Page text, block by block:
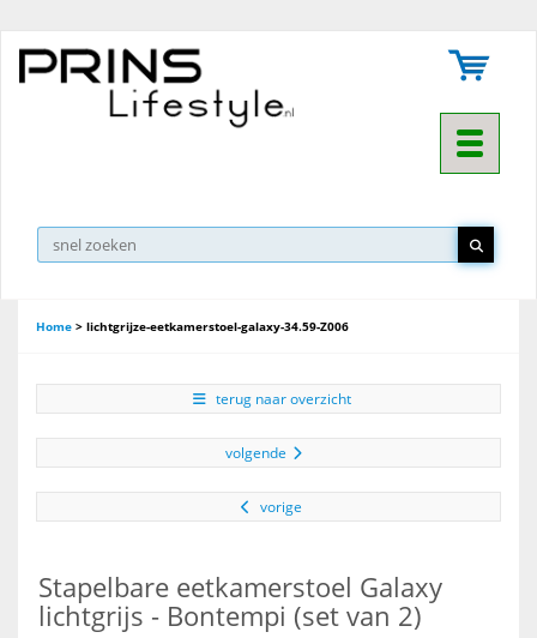
Toggle
▼
Home > lichtgrijze-eetkamerstoel-galaxy-34.59-Z006
terug naar overzicht
volgende
vorige
Stapelbare eetkamerstoel Galaxy
lichtgrijs - Bontempi (set van 2)